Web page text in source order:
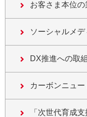
お客さま本位
ソーシャルメ
DX推進への取
カーボンニュ
「次世代育成